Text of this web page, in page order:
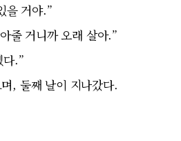
을 거야.”
줄 거니까 오래 살아.”
다.”
, 둘째 날이 지나갔다.